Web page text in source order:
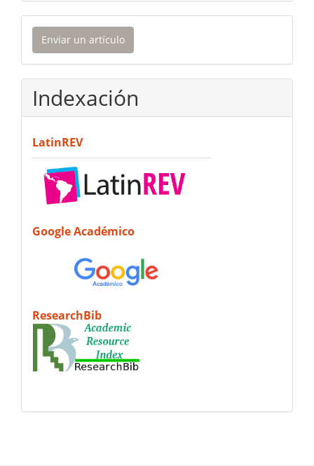
Enviar
un
artículo
Enviar un artículo
Indexación
LatinREV
Google Académico
ResearchBib